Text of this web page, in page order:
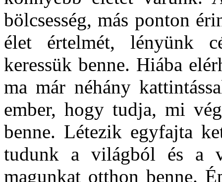
bölcsesség, más ponton
élet értelmét, lényünk
keressük benne. Hiába
ma már néhány
ember, hogy tudja, mi
benne. Létezik egyfajta
tudunk a világból és a
magunkat otthon benne.